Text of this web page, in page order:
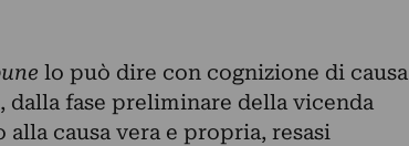
lo può dire con cognizione di causa
fase preliminare della vicenda
causa vera e propria, resasi